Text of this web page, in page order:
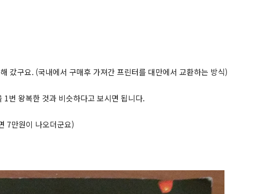
갔구요. (국내에서 구매후 가져간 프린터를 대만에서 교환하는 방식)
번 왕복한 것과 비슷하다고 보시면 됩니다.
7만원이 나오더군요)